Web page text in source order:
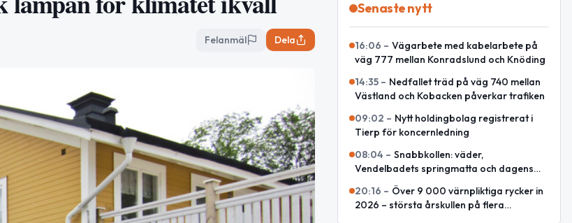
Felanmäl Dela
Senaste nytt
16:06 – Vägarbete med kabelarbete på
väg 777 mellan Konradslund och Knöding
14:35 – Nedfallet träd på väg 740 mellan
Västland och Kobacken påverkar trafiken
09:02 – Nytt holdingbolag registrerat i
Tierp för koncernledning
08:04 – Snabbkollen: väder,
Vendelbadets springmatta och dagens
snackisar
20:16 – Över 9 000 värnpliktiga rycker in
2026 – största årskullen på flera